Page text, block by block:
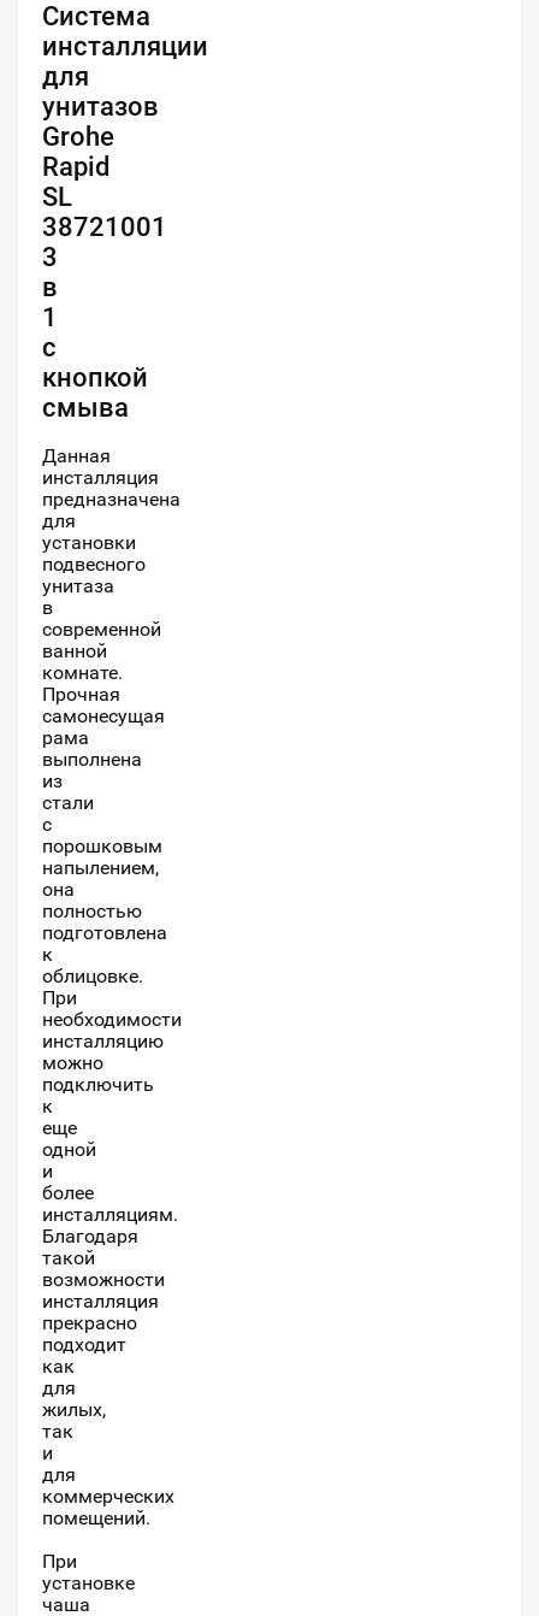
Система
инсталляции
для
унитазов
Grohe
Rapid
SL
38721001
3
в
1
с
кнопкой
смыва
Данная
инсталляция
предназначена
для
установки
подвесного
унитаза
в
современной
ванной
комнате.
Прочная
самонесущая
рама
выполнена
из
стали
с
порошковым
напылением,
она
полностью
подготовлена
к
облицовке.
При
необходимости
инсталляцию
можно
подключить
к
еще
одной
и
более
инсталляциям.
Благодаря
такой
возможности
инсталляция
прекрасно
подходит
как
для
жилых,
так
и
для
коммерческих
помещений.
При
установке
чаша